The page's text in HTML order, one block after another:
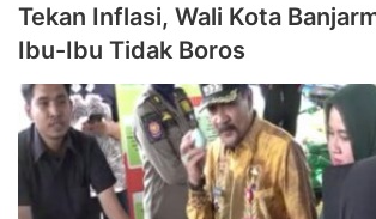
Tekan Inflasi, Wali Kota
Ibu-Ibu Tidak Boros